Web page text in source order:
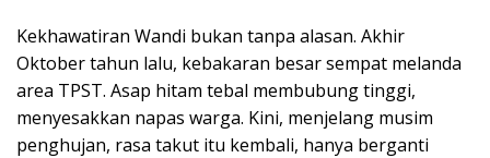
Kekhawatiran Wandi bukan tanpa alasan. Akhir
Oktober tahun lalu, kebakaran besar sempat melanda
area TPST. Asap hitam tebal membubung tinggi,
menyesakkan napas warga. Kini, menjelang musim
penghujan, rasa takut itu kembali, hanya berganti